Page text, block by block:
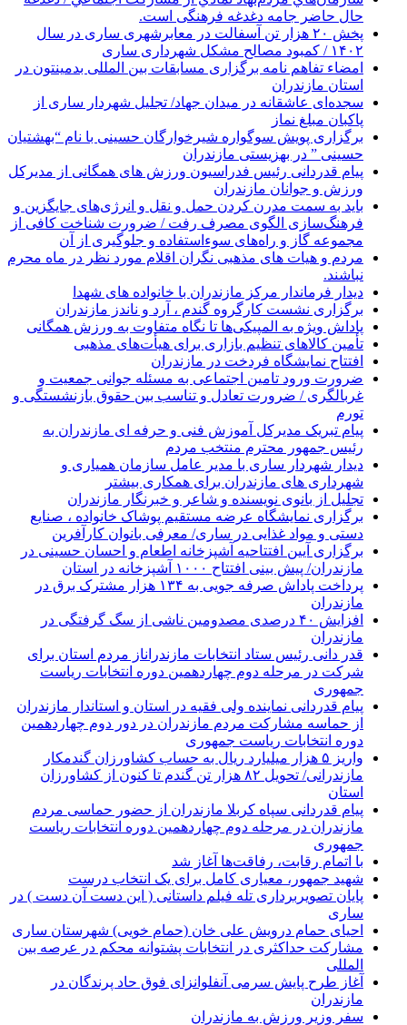
حال حاضر جامه دغدغه فرهنگی است.
پخش ۲۰ هزار تن آسفالت در معابرشهری ساری در سال
۱۴۰۲ / کمبود مصالح مشکل شهرداری ساری
امضاء تفاهم نامه برگزاری مسابقات بین المللی بدمینتون در
استان مازندران
سجده‌ای عاشقانه در میدان جهاد/ تجلیل شهردار ساری از
پاکبان مبلغ نماز
برگزاری پویش سوگواره شیرخوارگان حسینی با نام “بهشتیان
حسینی ” در بهزیستی مازندران
پیام قدردانی رئیس فدراسیون ورزش های همگانی از مدیرکل
ورزش و جوانان مازندران
باید به سمت مدرن کردن حمل و نقل و انرژی‌های جایگزین و
فرهنگ‌سازی الگوی مصرف رفت / ضرورت شناخت کافی از
مجموعه گاز و راه‌های سوءاستفاده و جلوگیری از آن
مردم و هیات های مذهبی نگران اقلام مورد نظر در ماه محرم
نباشند.
دیدار فرماندار مرکز مازندران با خانواده های شهدا
برگزاری نشست کارگروه گندم ، آرد و ناندز مازندران
پاداش ویژه به المپیکی‌ها تا نگاه متفاوت به ورزش همگانی
تأمین کالاهای تنظیم بازاری برای هیأت‌های مذهبی
افتتاح نمایشگاه فردخت در مازندران
ضرورت ورود تامین اجتماعی به مسئله جوانی جمعیت و
غربالگری / ضرورت تعادل و تناسب بین حقوق بازنشستگی و
تورم
پیام تبریک مدیرکل آموزش فنی و حرفه ای مازندران به
رئیس جمهور محترم منتخب مردم
دیدار شهردار ساری با مدیر عامل سازمان همیاری و
شهرداری های مازندران برای همکاری بیشتر
تجلیل از بانوی نویسنده و شاعر و خبرنگار مازندران
برگزاری نمایشگاه عرضه مستقیم پوشاک خانواده ، صنایع
دستی و مواد غذایی در ساری/ معرفی بانوان کارآفرین
برگزاری آیین افتتاحیه آشپزخانه اطعام و احسان حسینی در
مازندران/ پیش بینی افتتاح ۱۰۰۰ آشپزخانه در استان
پرداخت پاداش صرفه جویی به ۱۳۴ هزار مشترک برق در
مازندران
افزایش ۴۰ درصدی مصدومین ناشی از سگ گرفتگی در
مازندران
قدر دانی رئیس ستاد انتخابات مازندراناز مردم استان برای
شرکت در مرحله دوم چهاردهمین دوره انتخابات ریاست
جمهوری
پیام قدردانی نماینده ولی فقیه در استان و استاندار مازندران
از حماسه مشارکت مردم مازندران در دور دوم چهاردهمین
دوره انتخابات ریاست جمهوری
واریز ۵ هزار میلیارد ریال به حساب کشاورزان گندمکار
مازندرانی/ تحویل ۸۲ هزار تن گندم تا کنون از کشاورزان
استان
پیام قدردانی سپاه کربلا مازندران از حضور حماسی مردم
مازندران در مرحله دوم چهاردهمین دوره انتخابات ریاست
جمهوری
با اتمام رقابت، رفاقت‌ها آغاز شد
شهید جمهور، معیاری کامل برای یک انتخاب درست
پایان تصویربرداری تله فیلم داستانی ( این دست آن دست ) در
ساری
احیای حمام درویش علی خان (حمام خویی) شهرستان ساری
مشارکت حداکثری در انتخابات پشتوانه محکم در عرصه بین
المللی
آغاز طرح پایش سرمی آنفلوانزای فوق حاد پرندگان در
مازندران
سفر وزیر ورزش به مازندران